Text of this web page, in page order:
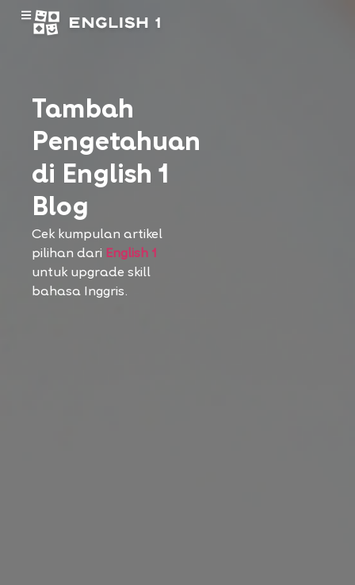
Tambah
Pengetahuan
di English 1
Blog
Cek kumpulan artikel
pilihan dari English 1
untuk upgrade skill
bahasa Inggris.